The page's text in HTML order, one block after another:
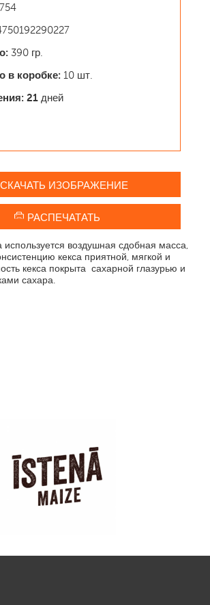
390 гр.
в коробке: 10 шт.
21дней
СКАЧАТЬ ИЗОБРАЖЕНИЕ
РАСПЕЧАТАТЬ
используется воздушная сдобная масса,
кекса приятной, мягкой и
кекса покрыта сахарной глазурью и
сахара.